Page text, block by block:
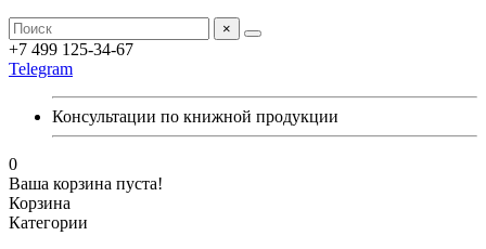
×
+7 499 125-34-67
Telegram
Консультации по книжной продукции
0
Ваша корзина пуста!
Корзина
Категории